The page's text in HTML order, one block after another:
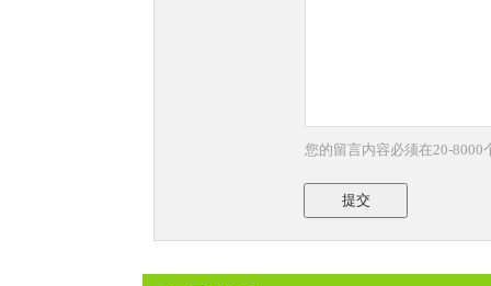
您的留言内容必须在20-8000
提交